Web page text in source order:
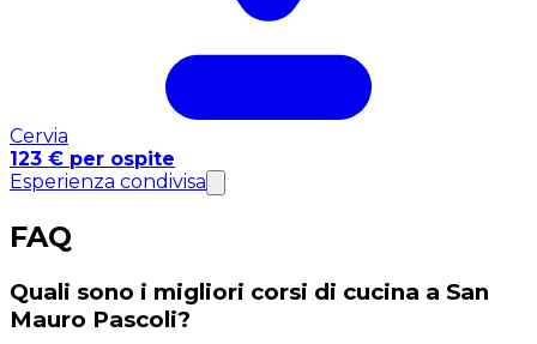
Cervia
123 € per ospite
Esperienza condivisa
FAQ
Quali sono i migliori corsi di cucina a San
Mauro Pascoli?